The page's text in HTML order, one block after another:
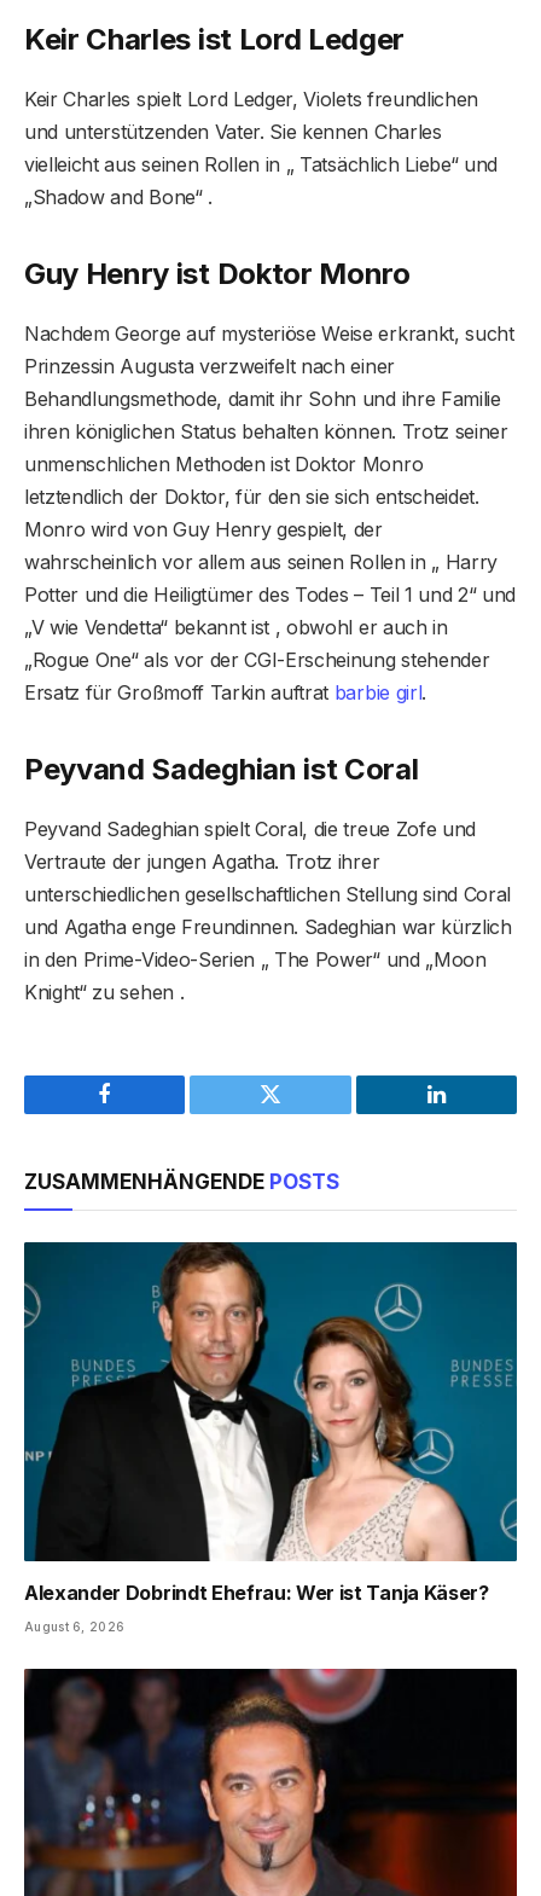
Keir Charles ist Lord Ledger
Keir Charles spielt Lord Ledger, Violets freundlichen
und unterstützenden Vater. Sie kennen Charles
vielleicht aus seinen Rollen in „ Tatsächlich Liebe“ und
„Shadow and Bone“ .
Guy Henry ist Doktor Monro
Nachdem George auf mysteriöse Weise erkrankt, sucht
Prinzessin Augusta verzweifelt nach einer
Behandlungsmethode, damit ihr Sohn und ihre Familie
ihren königlichen Status behalten können. Trotz seiner
unmenschlichen Methoden ist Doktor Monro
letztendlich der Doktor, für den sie sich entscheidet.
Monro wird von Guy Henry gespielt, der
wahrscheinlich vor allem aus seinen Rollen in „ Harry
Potter und die Heiligtümer des Todes – Teil 1 und 2“ und
„V wie Vendetta“ bekannt ist , obwohl er auch in
„Rogue One“ als vor der CGI-Erscheinung stehender
Ersatz für Großmoff Tarkin auftrat barbie girl.
Peyvand Sadeghian ist Coral
Peyvand Sadeghian spielt Coral, die treue Zofe und
Vertraute der jungen Agatha. Trotz ihrer
unterschiedlichen gesellschaftlichen Stellung sind Coral
und Agatha enge Freundinnen. Sadeghian war kürzlich
in den Prime-Video-Serien „ The Power“ und „Moon
Knight“ zu sehen .
Facebook Twitter LinkedIn
ZUSAMMENHÄNGENDE POSTS
Alexander Dobrindt Ehefrau: Wer ist Tanja Käser?
August 6, 2026